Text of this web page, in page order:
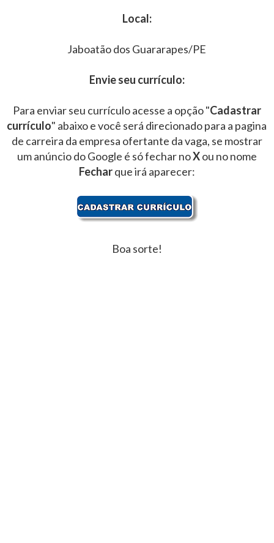
Local:
Jaboatão dos Guararapes/PE
Envie seu currículo:
Para enviar seu currículo acesse a opção "Cadastrar
currículo" abaixo e você será direcionado para a pagina
de carreira da empresa ofertante da vaga, se mostrar
um anúncio do Google é só fechar noXou no nome
Fecharque irá aparecer:
Boa sorte!